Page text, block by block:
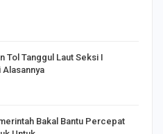
Tol Tanggul Laut Seksi I
Alasannya
Bakal Bantu Percepat